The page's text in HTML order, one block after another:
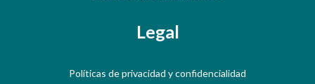
Legal
Políticas de privacidad y confidencialidad